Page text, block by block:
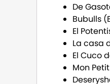
De
Bubulls
El
La casa
El Cuco
Mon